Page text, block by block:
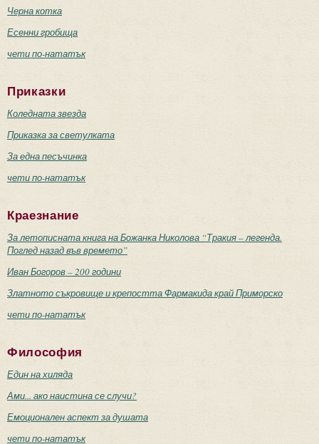
Черна котка
Есенни гробища
чети по-нататък
Приказки
Коледната звезда
Приказка за светулката
За една песъчинка
чети по-нататък
Краезнание
За летописната книга на Божанка Николова “Тракия – легенда.
Поглед назад във времето”
Иван Богоров – 200 години
Златното съкровище и крепостта Фармакида край Приморско
чети по-нататък
Философия
Един на хиляда
Ами... ако наистина се случи?
Емоционален аспект за душата
чети по-нататък